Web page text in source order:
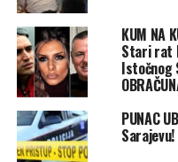
KUM NA
Stari rat
Istočnog
PUNAC
Sarajevu!